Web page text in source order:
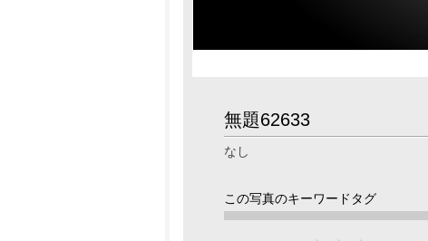
無題62633
なし
この写真のキーワードタグ